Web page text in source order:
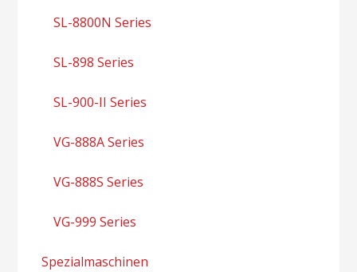
SL-8800N Series
SL-898 Series
SL-900-II Series
VG-888A Series
VG-888S Series
VG-999 Series
Spezialmaschinen